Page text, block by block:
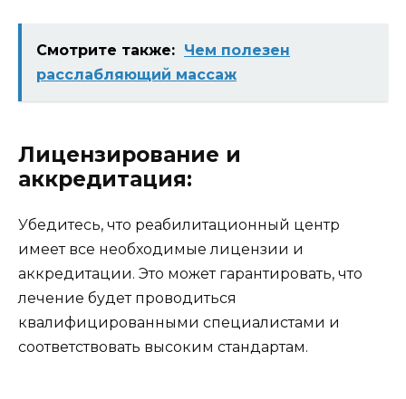
Смотрите также: Чем полезен
расслабляющий массаж
Лицензирование и
аккредитация:
Убедитесь, что реабилитационный центр
имеет все необходимые лицензии и
аккредитации. Это может гарантировать, что
лечение будет проводиться
квалифицированными специалистами и
соответствовать высоким стандартам.